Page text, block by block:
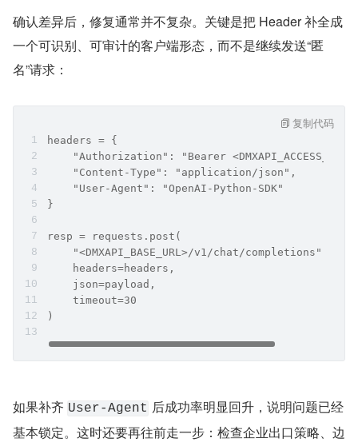
确认差异后，修复通常并不复杂。关键是把 Header 补全成
一个可识别、可审计的客户端形态，而不是继续发送“匿
名”请求：
headers = {
"Authorization": "Bearer
    "Content-Type": "application/json",
    "User-Agent": "OpenAI-Python-SDK"
}
resp = requests.post(
    "<​D​М‌X​Α‌РΙ_BASE_URL>/v1/chat/completions",
    headers=headers,
    json=payload,
    timeout=30
)
复制代码
如果补齐 User-Agent 后成功率明显回升，说明问题已经
基本锁定。这时还要再往前走一步：检查企业出口策略、边